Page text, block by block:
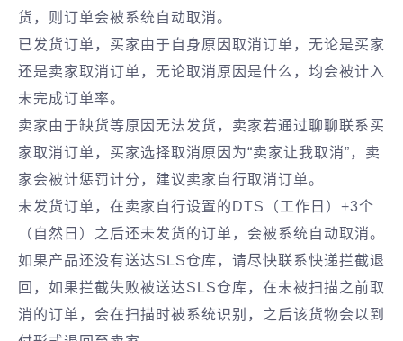
货，则订单会被系统自动取消。
已发货订单，买家由于自身原因取消订单，无论是买家
还是卖家取消订单，无论取消原因是什么，均会被计入
未完成订单率。
卖家由于缺货等原因无法发货，卖家若通过聊聊联系买
家取消订单，买家选择取消原因为“卖家让我取消”，卖
家会被计惩罚计分，建议卖家自行取消订单。
未发货订单，在卖家自行设置的DTS（工作日）+3个
（自然日）之后还未发货的订单，会被系统自动取消。
如果产品还没有送达SLS仓库，请尽快联系快递拦截退
回，如果拦截失败被送达SLS仓库，在未被扫描之前取
消的订单，会在扫描时被系统识别，之后该货物会以到